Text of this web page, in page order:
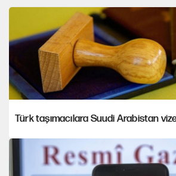
Türk taşımacılara Suudi Arabistan